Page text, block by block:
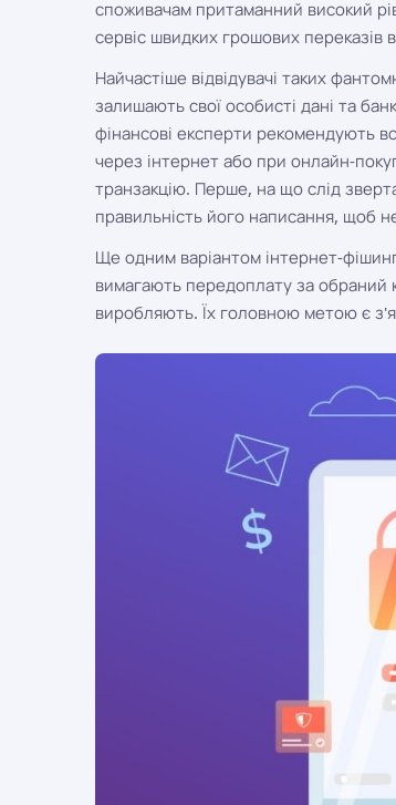
споживачам притаманний високий
сервіс швидких грошових переказів
Найчастіше відвідувачі таких
залишають свої особисті дані та
фінансові експерти рекомендують
через інтернет або при онлайн-
транзакцію. Перше, на що слід
правильність його написання, щоб
Ще одним варіантом інтернет-
вимагають передоплату за обраний
виробляють. Їх головною метою є